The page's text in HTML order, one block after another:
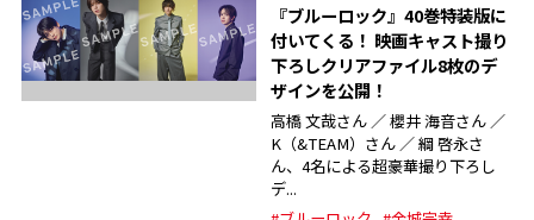
『ブルーロック』40巻特装版に
付いてくる！ 映画キャスト撮り
下ろしクリアファイル8枚のデ
ザインを公開！
⾼橋 ⽂哉さん ／ 櫻井 海⾳さん ／
K（&TEAM）さん ／ 綱 啓永さ
ん、4名による超豪華撮り下ろし
デ...